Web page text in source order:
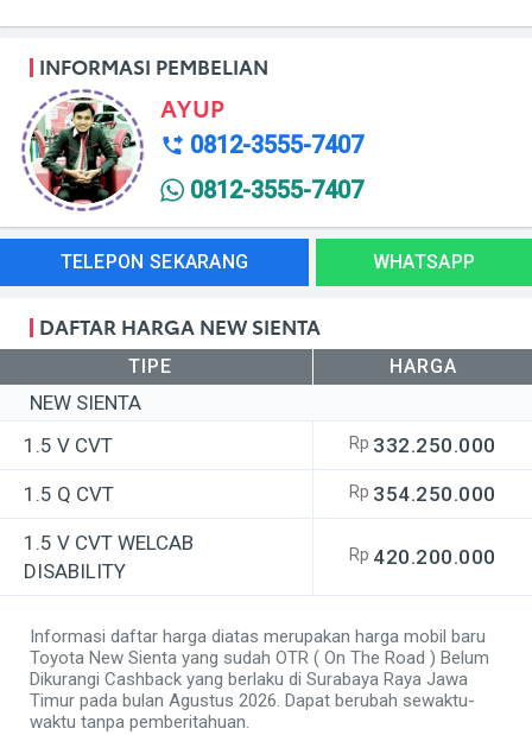
Sidoarjo, Gresik, Mojokerto, Kediri, Malang Jawa Timur
INFORMASI PEMBELIAN
AYUP
0812-3555-7407
0812-3555-7407
TELEPON SEKARANG WHATSAPP
DAFTAR HARGA NEW SIENTA
TIPE HARGA
NEW SIENTA
1.5 V CVT
Rp 332.250.000
1.5 Q CVT Rp 354.250.000
1.5 V CVT WELCAB
DISABILITY
Rp 420.200.000
Informasi daftar harga diatas merupakan harga mobil baru
Toyota New Sienta yang sudah OTR ( On The Road ) Belum
Dikurangi Cashback yang berlaku di Surabaya Raya Jawa
Timur pada bulan Agustus 2026. Dapat berubah sewaktu-
waktu tanpa pemberitahuan.